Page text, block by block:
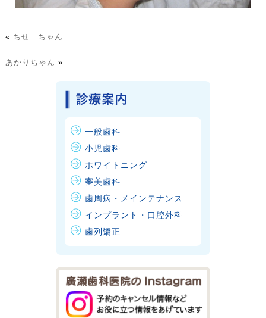
« ちせ ちゃん
あかりちゃん »
一般歯科
小児歯科
ホワイトニング
審美歯科
歯周病・メインテナンス
インプラント・口腔外科
歯列矯正